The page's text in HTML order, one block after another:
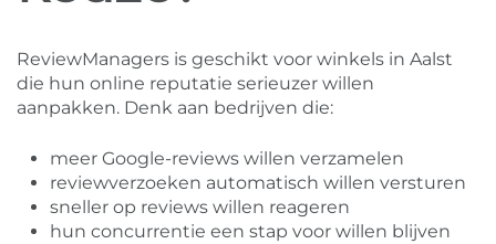
ReviewManagers is geschikt voor winkels in Aalst
die hun online reputatie serieuzer willen
aanpakken. Denk aan bedrijven die:
meer Google-reviews willen verzamelen
reviewverzoeken automatisch willen versturen
sneller op reviews willen reageren
hun concurrentie een stap voor willen blijven